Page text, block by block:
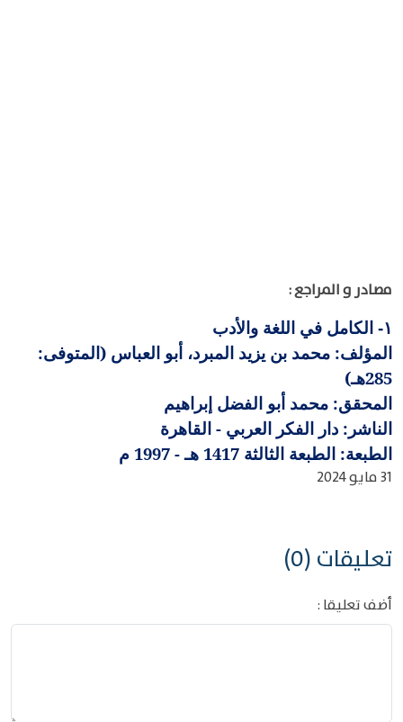
مصادر و المراجع :
١-
الكامل في اللغة والأدب
المؤلف: محمد بن يزيد المبرد، أبو العباس (المتوفى:
285هـ)
المحقق: محمد أبو الفضل إبراهيم
الناشر: دار الفكر العربي - القاهرة
الطبعة: الطبعة الثالثة 1417 هـ - 1997 م
31 مايو 2024
تعليقات (0)
أضف تعليقا :